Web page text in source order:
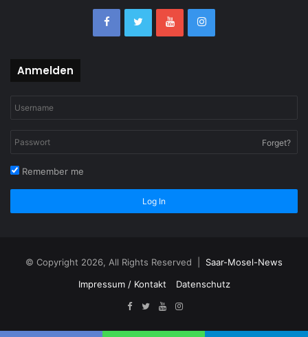
Anmelden
Forget?
Remember me
Log In
© Copyright 2026, All Rights Reserved | Saar-Mosel-News
Impressum / Kontakt
Datenschutz